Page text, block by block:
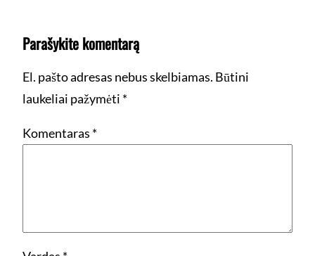
Parašykite komentarą
El. pašto adresas nebus skelbiamas. Būtini
laukeliai pažymėti *
Komentaras *